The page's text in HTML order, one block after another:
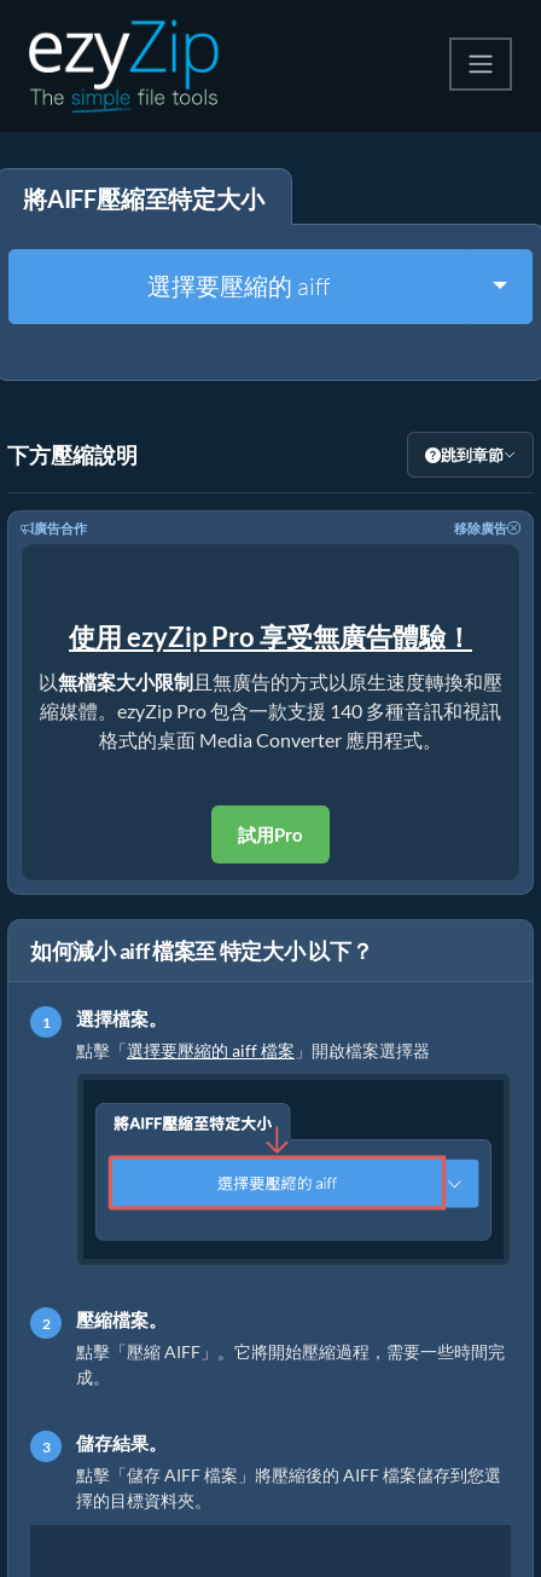
解壓縮
其他工具
將AIFF壓縮至特定大小
選擇要壓縮的 aiff
下方壓縮說明 跳到章節
廣告合作 移除廣告
使用 ezyZip Pro 享受無廣告體驗！
以無檔案大小限制且無廣告的方式以原生速度轉換和壓
縮媒體。ezyZip Pro 包含一款支援 140 多種音訊和視訊
格式的桌面 Media Converter 應用程式。
試用Pro
如何減小 aiff 檔案至 特定大小 以下？
選擇檔案。
點擊「選擇要壓縮的 aiff 檔案 」開啟檔案選擇器
壓縮檔案。
點擊「壓縮 AIFF」。它將開始壓縮過程，需要一些時間完
成。
儲存結果。
點擊「儲存 AIFF 檔案」將壓縮後的 AIFF 檔案儲存到您選
擇的目標資料夾。